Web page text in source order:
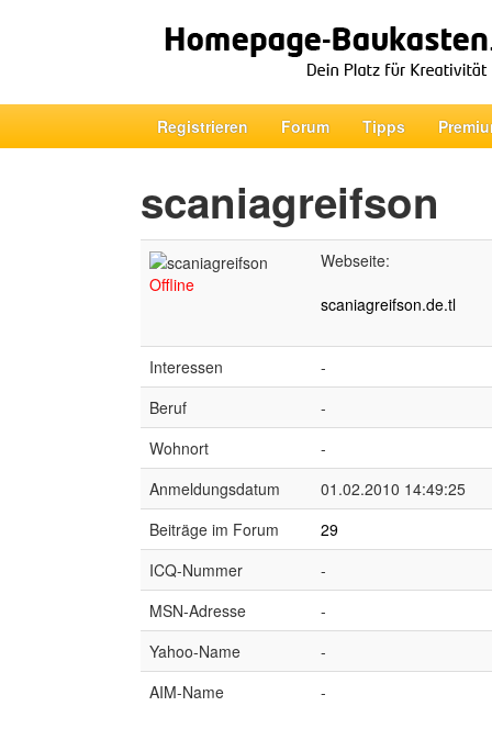
Registrieren Forum Tipps
scaniagreifson
Offline
Webseite:
scaniagreifson.de.tl
Interessen
-
Beruf
-
Wohnort
-
Anmeldungsdatum
01.02.2010 14:49:25
Beiträge im Forum
29
ICQ-Nummer
-
MSN-Adresse
-
Yahoo-Name
-
AIM-Name
-